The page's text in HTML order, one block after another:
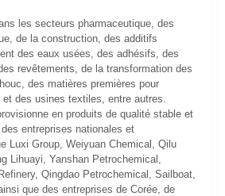
les secteurs pharmaceutique, des
de la construction, des additifs
des eaux usées, des adhésifs, des
revêtements, de la transformation des
des matières premières pour
des usines textiles, entre autres.
en produits de qualité stable et
entreprises nationales et
Luxi Group, Weiyuan Chemical, Qilu
Lihuayi, Yanshan Petrochemical,
Qingdao Petrochemical, Sailboat,
que des entreprises de Corée, de